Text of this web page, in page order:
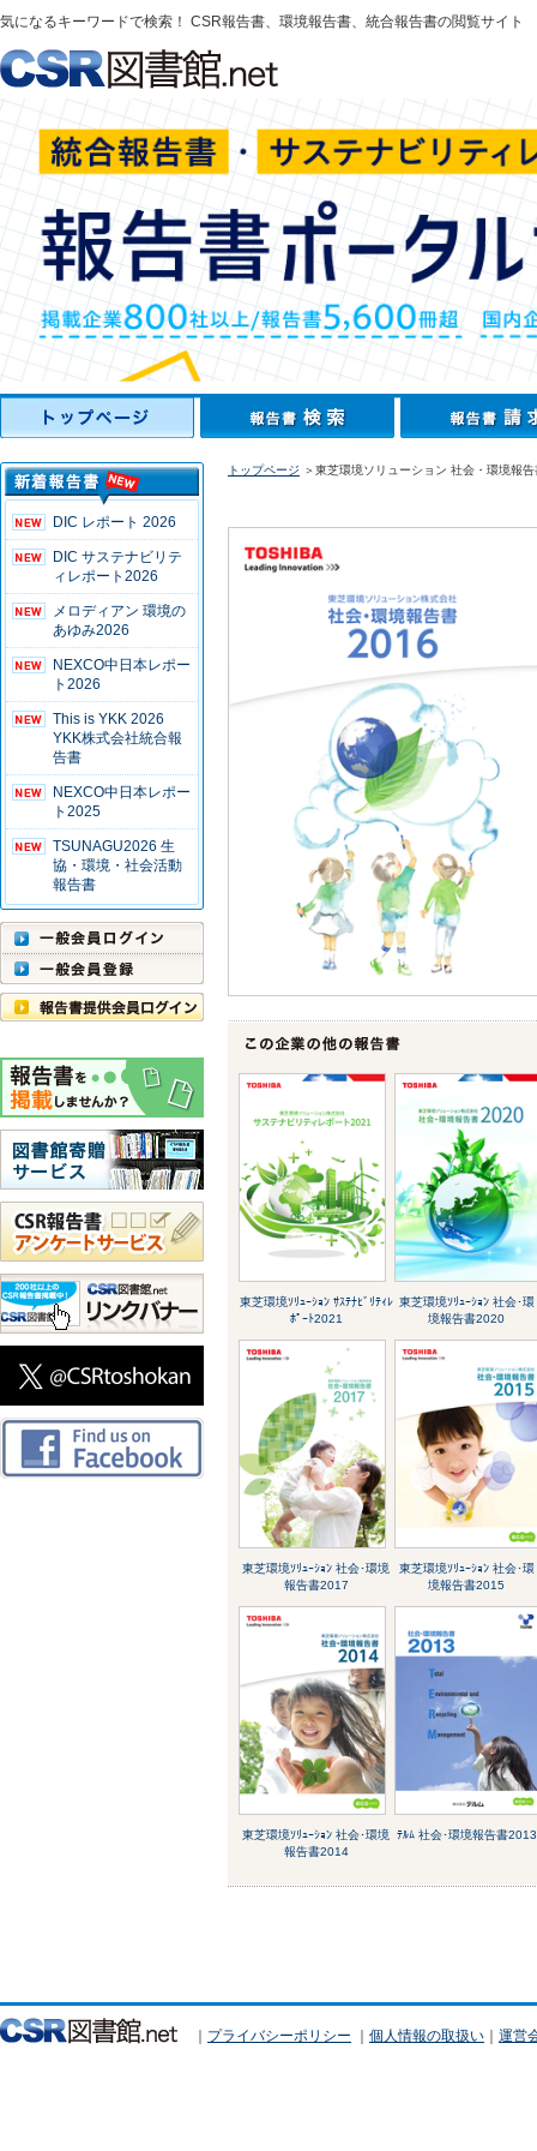
気になるキーワードで検索！ CSR報告書、環境報告書、統合報告書の閲覧サイト
DIC レポート 2026
DIC サステナビリテ
ィレポート2026
メロディアン 環境の
あゆみ2026
NEXCO中日本レポー
ト2026
This is YKK 2026
YKK株式会社統合報
告書
NEXCO中日本レポー
ト2025
TSUNAGU2026 生
協・環境・社会活動
報告書
トップページ ＞東芝環境ソリューション 社会・環境報
東芝環境ｿﾘｭｰｼｮﾝ ｻｽﾃﾅﾋﾞﾘﾃｨﾚ
ﾎﾟｰﾄ2021
東芝環境ｿﾘｭｰｼｮﾝ 社会･環
境報告書2020
東芝環境ｿﾘｭｰｼｮﾝ 社会･環境
報告書2017
東芝環境ｿﾘｭｰｼｮﾝ 社会･環
境報告書2015
東芝環境ｿﾘｭｰｼｮﾝ 社会･環境
報告書2014
ﾃﾙﾑ 社会･環境報告書2013
｜ プライバシーポリシー ｜ 個人情報の取扱い ｜ 運営